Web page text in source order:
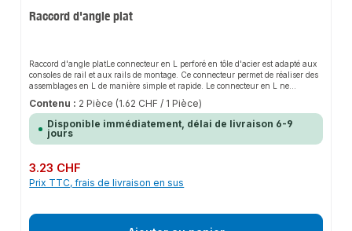
Raccord d'angle plat
Raccord d'angle platLe connecteur en L perforé en tôle d'acier est adapté aux
consoles de rail et aux rails de montage. Ce connecteur permet de réaliser des
assemblages en L de manière simple et rapide. Le connecteur en L ne
convient pas seulement aux consoles de rail et aux rails de montage, mais
peut également être utilisé dans d'autres systèmes de montage et domaines
d'application. La conception robuste en tôle d'acier de 4 mm d'épaisseur
garantit une stabilité fiable et durable. Le connecteur en L est robuste et offre
une connexion solide entre les composants.La surface du connecteur en L est
corrosion et une durée de vie plus longue.qpool24 - depuis plus de 25 ans
votre expert en - qualité professionnelle - livraison rapide - service clientèle
personnalisé et fiable
Contenu : 2 Pièce (1.62 CHF / 1 Pièce)
Disponible immédiatement, délai de livraison 6-9
jours
Prix régulier :
3.23 CHF
Prix TTC, frais de livraison en sus